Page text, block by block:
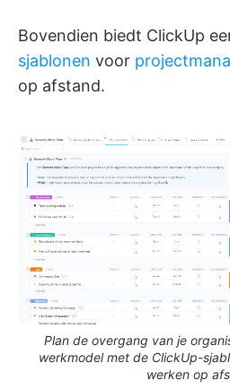
Bovendien biedt ClickUp
sjablonen voor
op afstand.
Plan de overgang van je
werkmodel met de ClickUp-
werken op